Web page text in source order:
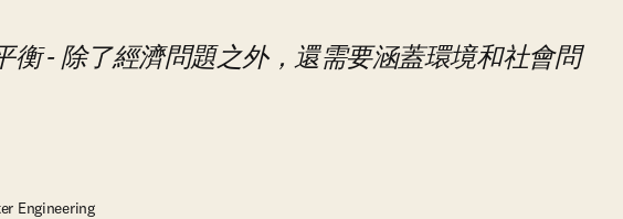
衡 - 除了經濟問題之外，還需要涵蓋環境和社會問
Engineering